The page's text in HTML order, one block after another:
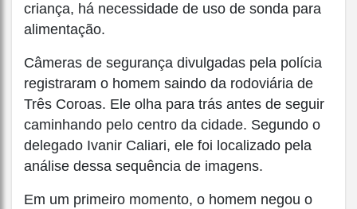
criança, há necessidade de uso de sonda para
alimentação.
Câmeras de segurança divulgadas pela polícia
registraram o homem saindo da rodoviária de
Três Coroas. Ele olha para trás antes de seguir
caminhando pelo centro da cidade. Segundo o
delegado Ivanir Caliari, ele foi localizado pela
análise dessa sequência de imagens.
Em um primeiro momento, o homem negou o